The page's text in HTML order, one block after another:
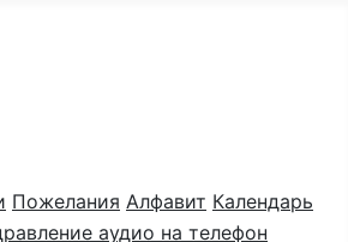
Пожелания Алфавит Календарь